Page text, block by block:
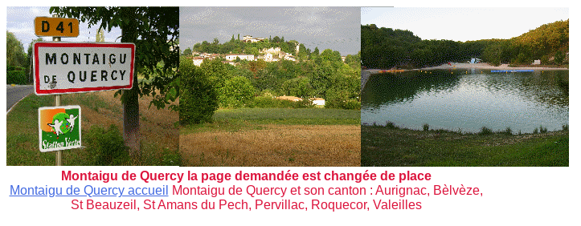
Montaigu de Quercy la page demandée est changée de place
Montaigu de Quercy accueil
Montaigu de Quercy et son canton : Aurignac, Bèlvèze,
St Beauzeil, St Amans du Pech, Pervillac, Roquecor, Valeilles